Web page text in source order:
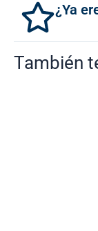
¿Ya
También